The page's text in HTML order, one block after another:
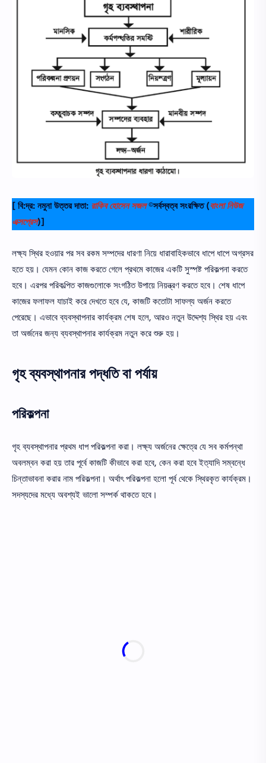
[ বি:দ্র: নমুনা উত্তর দাতা: রাকিব হোসেন সজল©সর্বস্বত্ব সংরক্ষিত (বাংলা নিউজ
এক্সপ্রেস)]
লক্ষ্য স্থির হওয়ার পর সব রকম সম্পদের ধারণা নিয়ে ধারাবাহিকভাবে ধাপে ধাপে অগ্রসর
হতে হয়। যেমন কোন কাজ করতে গেলে প্রথমে কাজের একটি সুস্পষ্ট পরিকল্পনা করতে
হবে। এরপর পরিকল্পিত কাজগুলােকে সংগঠিত উপায়ে নিয়ন্ত্রণ করতে হবে। শেষ ধাপে
কাজের ফলাফল যাচাই করে দেখতে হবে যে, কাজটি কতােটা সাফল্য অর্জন করতে
পেরেছে। এভাবে ব্যবস্থাপনার কার্যক্রম শেষ হলে, আরও নতুন উদ্দেশ্য স্থির হয় এবং
তা অর্জনের জন্য ব্যবস্থাপনার কার্যক্রম নতুন করে শুরু হয়।
গৃহ ব্যবস্থাপনার পদ্ধতি বা পর্যায়
পরিকল্পনা
গৃহ ব্যবস্থাপনার প্রথম ধাপ পরিকল্পনা করা। লক্ষ্য অর্জনের ক্ষেত্রে যে সব কর্মপন্থা
অবলম্বন করা হয় তার পূর্বে কাজটি কীভাবে করা হবে, কেন করা হবে ইত্যাদি সম্বন্ধে
চিন্তাভাবনা করার নাম পরিকল্পনা। অর্থাৎ পরিকল্পনা হলাে পূর্ব থেকে স্থিরকৃত কার্যক্রম।
সদস্যদের মধ্যে অবশ্যই ভালাে সম্পর্ক থাকতে হবে।